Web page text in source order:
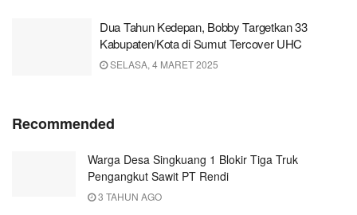
Dua Tahun Kedepan, Bobby Targetkan 33
Kabupaten/Kota di Sumut Tercover UHC
SELASA, 4 MARET 2025
Recommended
Warga Desa Singkuang 1 Blokir Tiga Truk
Pengangkut Sawit PT Rendi
3 TAHUN AGO